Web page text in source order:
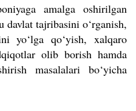
amalga oshirilgan
davlat tajribasini o‘rganish,
yo‘lga qo‘yish, xalqaro
olib borish hamda
masalalari bo‘yicha